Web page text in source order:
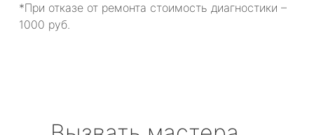
*При отказе от ремонта стоимость диагностики –
1000 руб.